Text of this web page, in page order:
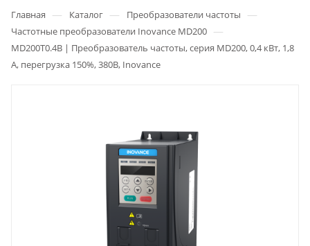
Главная — Каталог — Преобразователи частоты —
Частотные преобразователи Inovance MD200 —
MD200T0.4B | Преобразователь частоты, серия MD200, 0,4 кВт, 1,8
А, перегрузка 150%, 380B, Inovance